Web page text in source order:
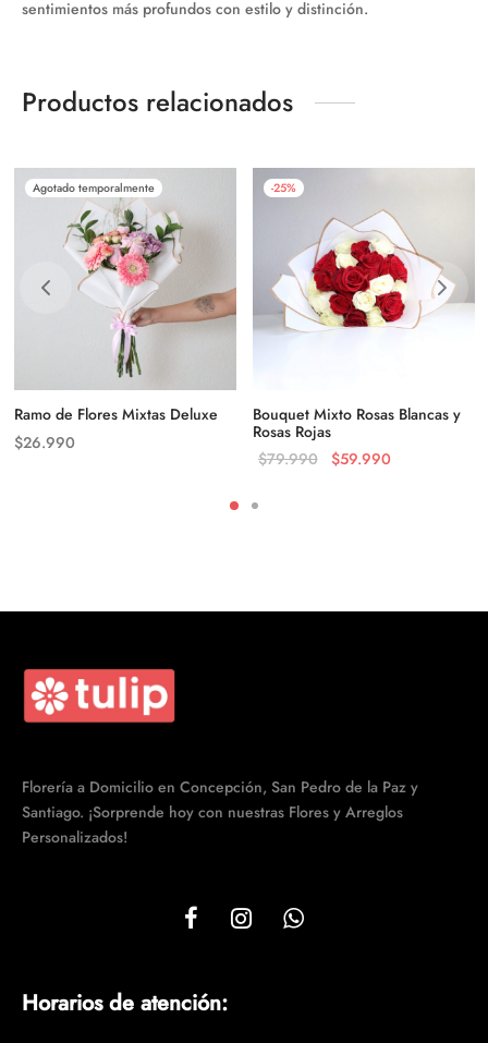
sentimientos más profundos con estilo y distinción.
Productos relacionados
Agotado temporalmente
Ramo de Flores Mixtas Deluxe
$26.990
-25%
Bouquet Mixto Rosas Blancas y
Rosas Rojas
$79.990
El precio
$59.990
Florería a Domicilio en Concepción, San Pedro de la Paz y
Santiago. ¡Sorprende hoy con nuestras Flores y Arreglos
Personalizados!
Horarios de atención: